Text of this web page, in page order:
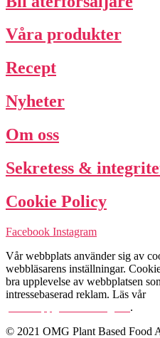
Våra produkter
Recept
Nyheter
Om oss
Sekretess &
Cookie Policy
Facebook Instagram
Vår webbplats använder sig av
webbläsarens inställningar.
bra upplevelse av webbplatsen
intressebaserad reklam. Läs vår
.
© 2021 OMG Plant Based Food